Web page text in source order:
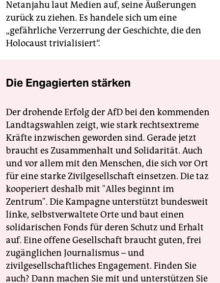
Netanjahu laut Medien auf, seine Äußerungen
zurück zu ziehen. Es handele sich um eine
„gefährliche Verzerrung der Geschichte, die den
Holocaust trivialisiert“.
Die Engagierten stärken
Der drohende Erfolg der AfD bei den kommenden
Landtagswahlen zeigt, wie stark rechtsextreme
Kräfte inzwischen geworden sind. Gerade jetzt
braucht es Zusammenhalt und Solidarität. Auch
und vor allem mit den Menschen, die sich vor Ort
für eine starke Zivilgesellschaft einsetzen. Die taz
kooperiert deshalb mit "Alles beginnt im
Zentrum". Die Kampagne unterstützt bundesweit
linke, selbstverwaltete Orte und baut einen
solidarischen Fonds für deren Schutz und Erhalt
auf. Eine offene Gesellschaft braucht guten, frei
zugänglichen Journalismus – und
zivilgesellschaftliches Engagement. Finden Sie
auch? Dann machen Sie mit und unterstützen Sie